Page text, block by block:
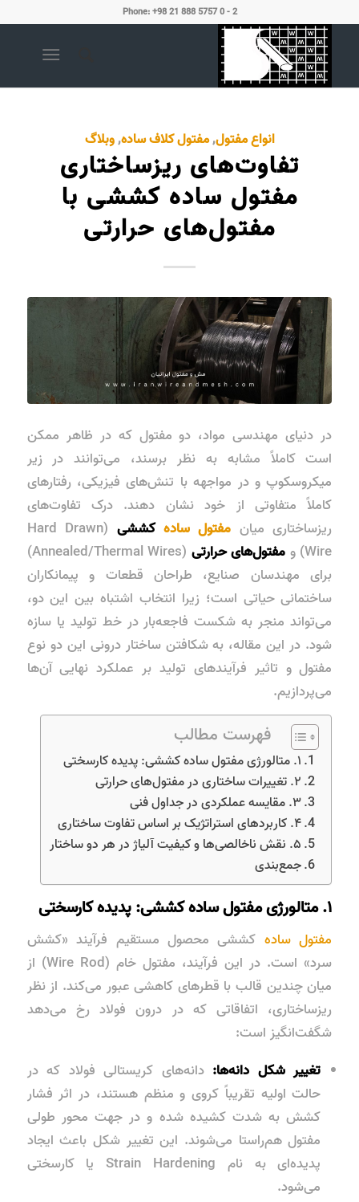
Phone: +98 21 888 5757 0 - 2
انواع مفتول,مفتول کلاف ساده,وبلاگ
تفاوت‌های ریزساختاری
مفتول ساده کششی با
مفتول‌های حرارتی
در دنیای مهندسی مواد، دو مفتول که در ظاهر ممکن
است کاملاً مشابه به نظر برسند، می‌توانند در زیر
میکروسکوپ و در مواجهه با تنش‌های فیزیکی، رفتارهای
کاملاً متفاوتی از خود نشان دهند. درک تفاوت‌های
ریزساختاری میان مفتول سادهکششی
(Hard Drawn
Wire) و
مفتول‌های حرارتی
(Annealed/Thermal Wires)
برای مهندسان صنایع، طراحان قطعات و پیمانکاران
ساختمانی حیاتی است؛ زیرا انتخاب اشتباه بین این دو،
می‌تواند منجر به شکست فاجعه‌بار در خط تولید یا سازه
شود. در این مقاله، به شکافتن ساختار درونی این دو نوع
مفتول و تاثیر فرآیندهای تولید بر عملکرد نهایی آن‌ها
می‌پردازیم.
فهرست مطالب
۱. متالورژی مفتول ساده کششی: پدیده کارسختی
۲. تغییرات ساختاری در مفتول‌های حرارتی
۳. مقایسه عملکردی در جداول فنی
۴. کاربردهای استراتژیک بر اساس تفاوت ساختاری
۵. نقش ناخالصی‌ها و کیفیت آلیاژ در هر دو ساختار
جمع‌بندی
۱. متالورژی مفتول ساده کششی: پدیده کارسختی
مفتول ساده کششی محصول مستقیم فرآیند «کشش
سرد» است. در این فرآیند، مفتول خام (Wire Rod) از
میان چندین قالب با قطرهای کاهشی عبور می‌کند. از نظر
ریزساختاری، اتفاقاتی که در درون فولاد رخ می‌دهد
شگفت‌انگیز است:
تغییر شکل دانه‌ها: دانه‌های کریستالی فولاد که در
حالت اولیه تقریباً کروی و منظم هستند، در اثر فشار
کشش به شدت کشیده شده و در جهت محور طولی
مفتول هم‌راستا می‌شوند. این تغییر شکل باعث ایجاد
پدیده‌ای به نام Strain Hardeningیا کارسختی
می‌شود.